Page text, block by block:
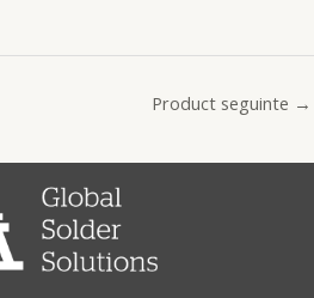
Product seguinte →